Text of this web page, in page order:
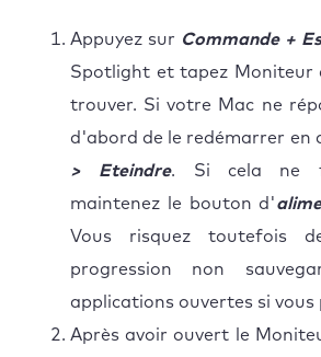
Appuyez sur Commande +
Spotlight et tapez Moniteur
trouver. Si votre Mac ne
d'abord de le redémarrer en
> Eteindre. Si cela ne
maintenez le bouton d'
Vous risquez toutefois
progression non
applications ouvertes si vous
Après avoir ouvert le